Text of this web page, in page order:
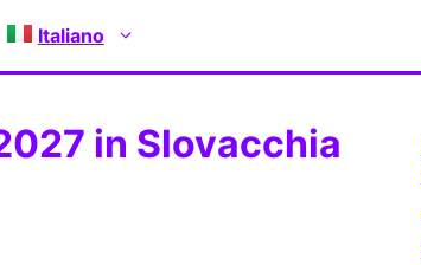
Italiano
in Slovacchia